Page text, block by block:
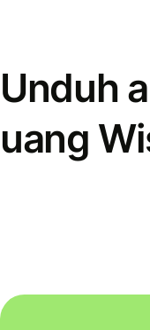
Unduh
uang